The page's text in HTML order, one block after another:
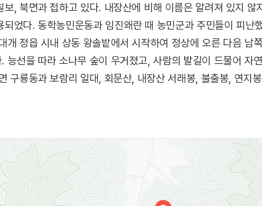
, 북면과 접하고 있다. 내장산에 비해 이름은 알려져 있지 않
되었다. 동학농민운동과 임진왜란 때 농민군과 주민들이 피난
개 정읍 시내 상동 왕솔밭에서 시작하여 정상에 오른 다음 남
능선을 따라 소나무 숲이 우거졌고, 사람의 발길이 드물어 자
구룡동과 보람리 일대, 회문산, 내장산 서래봉, 불출봉, 연지
조선시대인 1539년(중종 34) 이항이 창건하여 문도들과 함
미륵불 등이 있다.